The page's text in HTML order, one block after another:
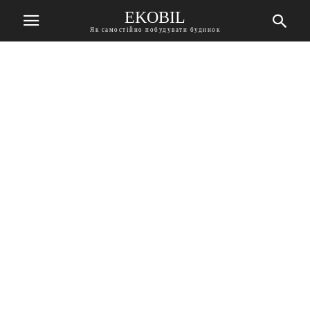
EKOBIL
Як самостійно побудувати будинок